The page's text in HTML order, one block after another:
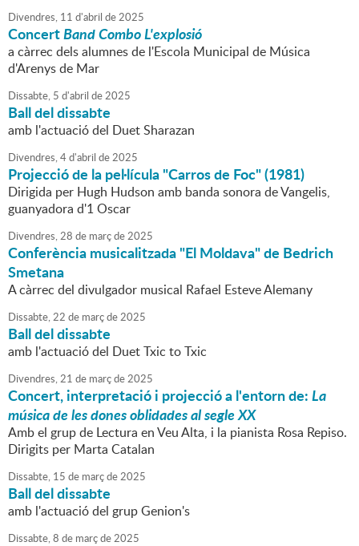
Divendres, 11 d'abril de2025
ConcertBand Combo L'explosió
a càrrec dels alumnes de l'Escola Municipal de Música
d'Arenys de Mar
Dissabte, 5 d'abril de2025
Ball del dissabte
amb l'actuació del Duet Sharazan
Divendres,4d'abril de2025
Projecció de la pel·lícula "Carros de Foc" (1981)
Dirigida per Hugh Hudson amb banda sonora de Vangelis,
guanyadora d'1 Oscar
Divendres,28 de marçde2025
Conferència musicalitzada "El Moldava" de Bedrich
Smetana
A càrrec del divulgador musical Rafael Esteve Alemany
Dissabte,22 de marçde2025
Ball del dissabte
amb l'actuació del Duet Txic to Txic
Divendres,21 de marçde2025
Concert, interpretació i projecció a l'entorn de:La
música de les dones oblidades al segle XX
Amb el grup de Lectura en Veu Alta, i la pianista Rosa Repiso.
Dirigits per Marta Catalan
Dissabte, 15 de marçde2025
Ball del dissabte
amb l'actuació del grup Genion's
Dissabte,8 de marçde2025